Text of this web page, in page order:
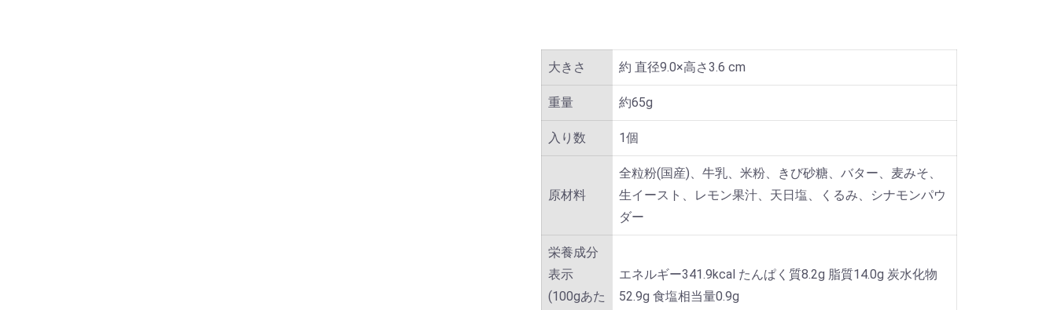
大きさ 約 直径9.0×高さ3.6 cm
重量 約65g
入り数 1個
原材料
全粒粉(国産)、牛乳、米粉、きび砂糖、バター、麦みそ、
生イースト、レモン果汁、天日塩、くるみ、シナモンパウ
ダー
栄養成分
表示
(100gあた
エネルギー341.9kcal たんぱく質8.2g 脂質14.0g 炭水化物
52.9g 食塩相当量0.9g